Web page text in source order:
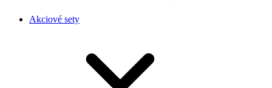
Akciové sety